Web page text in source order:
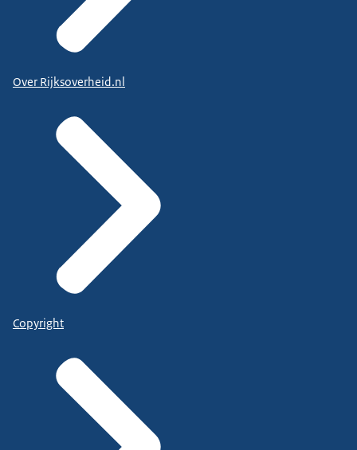
Over Rijksoverheid.nl
Copyright